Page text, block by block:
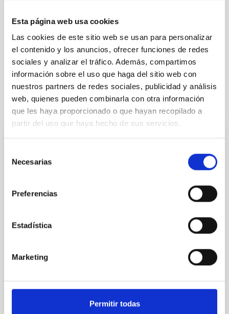
Esta página web usa cookies
Las cookies de este sitio web se usan para personalizar
el contenido y los anuncios, ofrecer funciones de redes
sociales y analizar el tráfico. Además, compartimos
información sobre el uso que haga del sitio web con
nuestros partners de redes sociales, publicidad y análisis
web, quienes pueden combinarla con otra información
que les haya proporcionado o que hayan recopilado a
partir del uso que haya hecho de sus servicios.
Necesarias
Preferencias
Estadística
Marketing
Permitir todas
A lo largo de las dos semanas de la Escuela de Invierno, los
organizadores, ponentes y alumnos de esta Escuela.
Web de la Escuela (en
inglés):
https://research.iac.es/winterschool/2022/
Noticias relacionadas
Concluye con éxito la XXXII Escuela de
65 estudiantes de doctorado e investigadores
postdoctorales de 15 países diferentes participaron,
School of Astrophysics, que este año estuvo
se pode observar en el Universo. Del total de
estudiantes, 55 asistieron presencialmente, mientras
ser uno de los primeros encuentros de astrofísica
celebrado de forma presencial internacionalmente,